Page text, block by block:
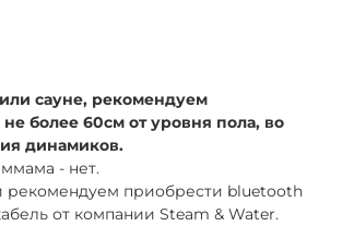
сауне, рекомендуем
более 60см от уровня пола, во
динамиков.
- нет.
рекомендуем приобрести bluetooth
от компании Steam & Water.